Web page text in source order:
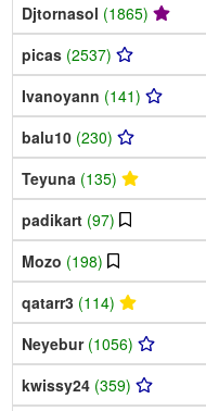
Djtornasol (1865)
picas (2537)
Ivanoyann (141)
balu10 (230)
Teyuna (135)
padikart (97)
Mozo (198)
qatarr3 (114)
Neyebur (1056)
kwissy24 (359)